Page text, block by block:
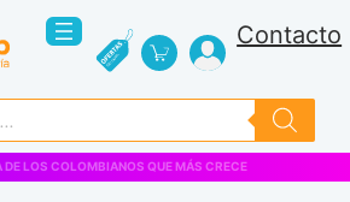
Contacto
DE LOS COLOMBIANOS QUE MÁS CRECE